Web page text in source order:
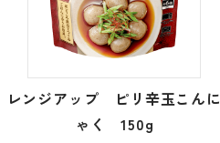
レンジアップ ピリ辛玉こんに
ゃく 150g